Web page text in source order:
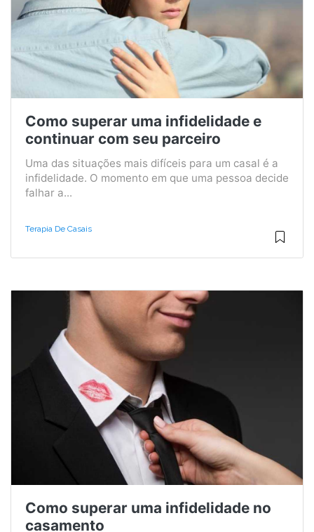
Como superar uma infidelidade e
continuar com seu parceiro
Uma das situações mais difíceis para um casal é a
infidelidade. O momento em que uma pessoa decide
falhar a...
Terapia De Casais
Como superar uma infidelidade no
casamento